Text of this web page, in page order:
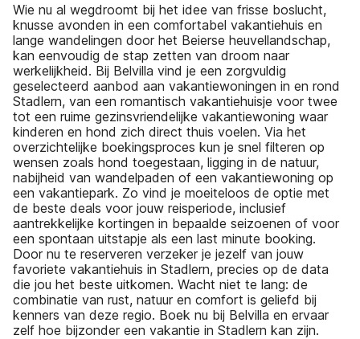
Wie nu al wegdroomt bij het idee van frisse boslucht,
knusse avonden in een comfortabel vakantiehuis en
lange wandelingen door het Beierse heuvellandschap,
kan eenvoudig de stap zetten van droom naar
werkelijkheid. Bij Belvilla vind je een zorgvuldig
geselecteerd aanbod aan vakantiewoningen in en rond
Stadlern, van een romantisch vakantiehuisje voor twee
tot een ruime gezinsvriendelijke vakantiewoning waar
kinderen en hond zich direct thuis voelen. Via het
overzichtelijke boekingsproces kun je snel filteren op
wensen zoals hond toegestaan, ligging in de natuur,
nabijheid van wandelpaden of een vakantiewoning op
een vakantiepark. Zo vind je moeiteloos de optie met
de beste deals voor jouw reisperiode, inclusief
aantrekkelijke kortingen in bepaalde seizoenen of voor
een spontaan uitstapje als een last minute booking.
Door nu te reserveren verzeker je jezelf van jouw
favoriete vakantiehuis in Stadlern, precies op de data
die jou het beste uitkomen. Wacht niet te lang: de
combinatie van rust, natuur en comfort is geliefd bij
kenners van deze regio. Boek nu bij Belvilla en ervaar
zelf hoe bijzonder een vakantie in Stadlern kan zijn.